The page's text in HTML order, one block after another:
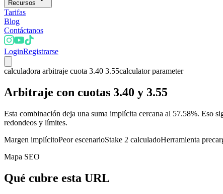
Recursos
Tarifas
Blog
Contáctanos
LoginRegistrarse
calculadora arbitraje cuota 3.40 3.55calculator parameter
Arbitraje con cuotas 3.40 y 3.55
Esta combinación deja una suma implícita cercana al 57.58%. Eso
redondeos y límites.
Margen implícitoPeor escenarioStake 2 calculadoHerramienta
Mapa SEO
Qué cubre esta URL